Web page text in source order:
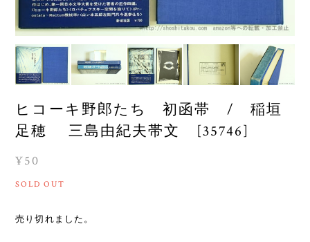
ヒコーキ野郎たち 初函帯 / 稲垣
足穂 三島由紀夫帯文 [35746]
¥50
SOLD OUT
売り切れました。